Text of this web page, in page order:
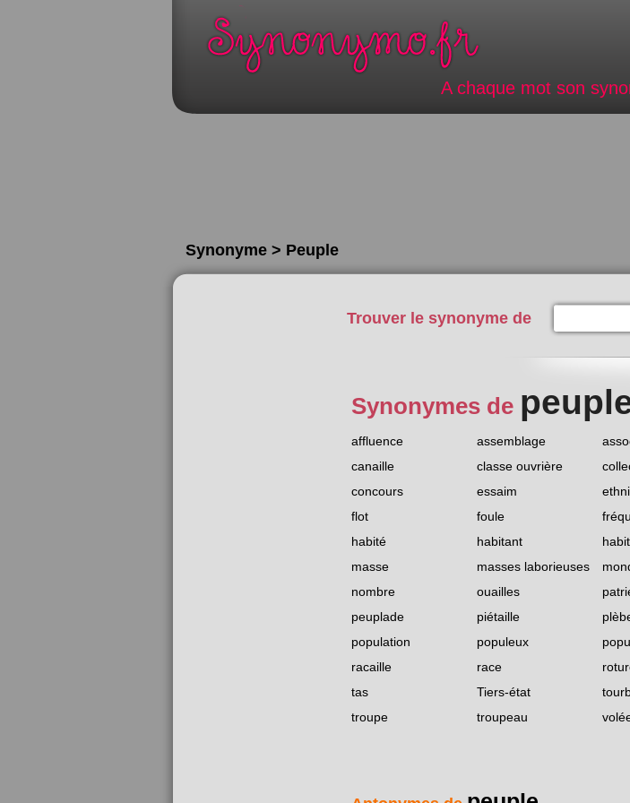
A chaque mot son
Synonyme > Peuple
Trouver le synonyme de
Synonymes de
affluence assemblage
canaille
classe ouvrière
concours
essaim
flot
foule
habité
habitant
masse
masses laborieuses
nombre
ouailles
peuplade
piétaille
population
populeux
racaille
race
tas
Tiers-état
troupe
troupeau